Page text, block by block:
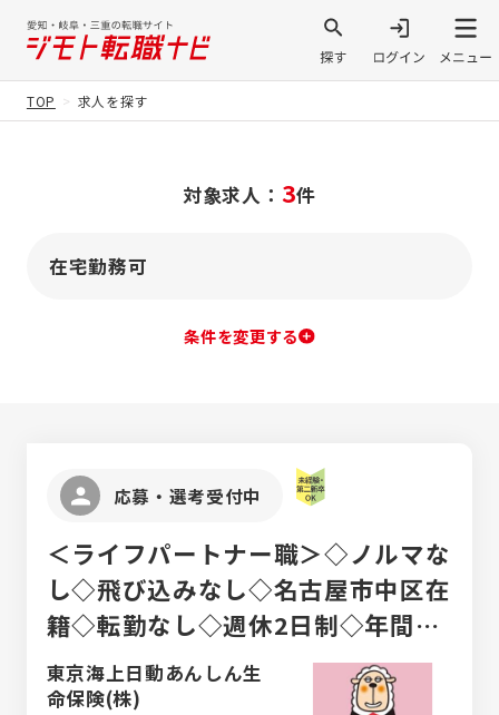
TOP 求人を探す
対象求人： 3件
在宅勤務可
条件を変更する
応募・選考受付中
＜ライフパートナー職＞◇ノルマな
し◇飛び込みなし◇名古屋市中区在
籍◇転勤なし◇週休2日制◇年間休
日120日◇働き方はあなた次第◇在
宅ワーク可
東京海上日動あんしん生
命保険(株)